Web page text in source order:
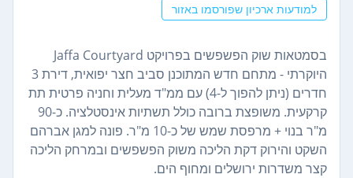
למודעות ארכיון שפורסמו באזור
בסמטאות שוק הפשפשים בפרויקט Jaffa Courtyard
היוקרתי - מתחם חדש המתוכנן סביב חצר יפואית, דירת 3
חדרים (ניתן להפוך ל-4) עם ממ"ד מעלית וחניה פרטית תת
קרקעית. משופצת ברובה כולל תשתיות אינסטלציה. כ-90
מ"ר בנוי + מרפסת שמש של כ-10 מ"ר. פונה למגן אברהם
השקט והירוק דקת הליכה משוק הפשפשים ובמרחק הליכה
קצר משדרות ירושלים ומחוף הים.